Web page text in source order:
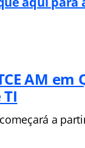
AM em
a